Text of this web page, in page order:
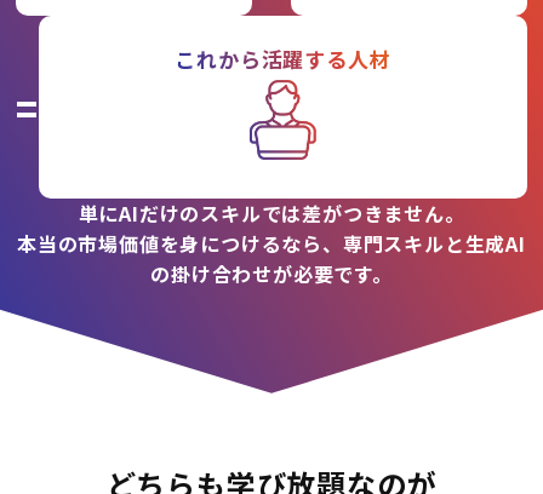
=
これから活躍する人材
単にAIだけのスキルでは差がつきません。
本当の市場価値を身につけるなら、専門スキルと生成AI
の掛け合わせが必要です。
どちらも学び放題なのが